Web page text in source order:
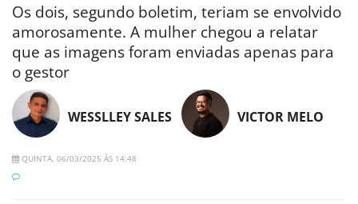
Os dois, segundo boletim, teriam se envolvido
amorosamente. A mulher chegou a relatar
que as imagens foram enviadas apenas para
o gestor
WESSLLEY SALES VICTOR MELO
QUINTA, 06/03/2025 ÀS 14:48